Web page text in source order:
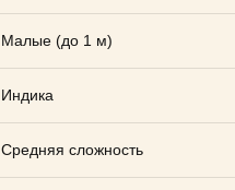
Малые (до 1 м)
Индика
Средняя сложность